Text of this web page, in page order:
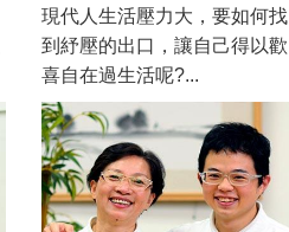
現代人生活壓力大，要如何找
到紓壓的出口，讓自己得以歡
喜自在過生活呢?...